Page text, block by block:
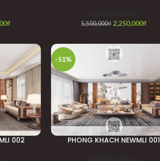
₫ 5,500,000₫ 2,250,000₫
002
-51%
PHONG KHACH NEWMLI 001